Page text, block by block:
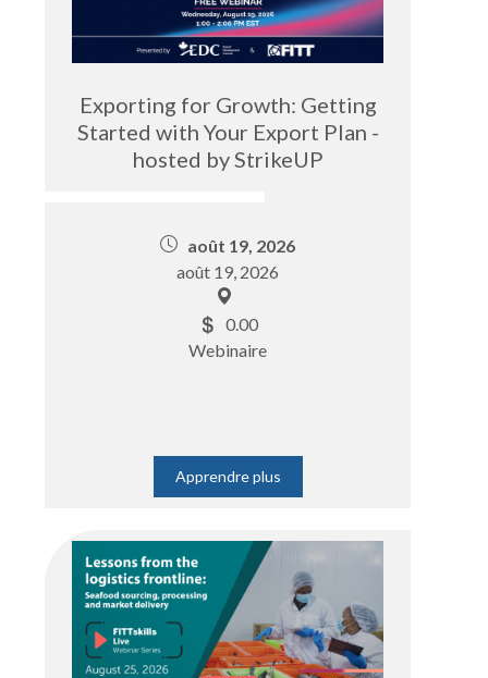
Exporting for Growth: Getting
Started with Your Export Plan -
hosted by StrikeUP
août 19, 2026
août 19, 2026
0.00
Webinaire
Apprendre plus